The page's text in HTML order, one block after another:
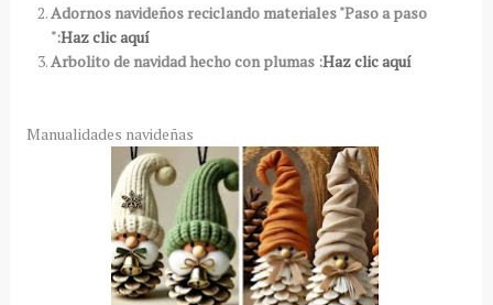
Adornos navideños reciclando materiales "Paso a paso
":Haz clic aquí
Arbolito de navidad hecho con plumas :Haz clic aquí
Manualidades navideñas